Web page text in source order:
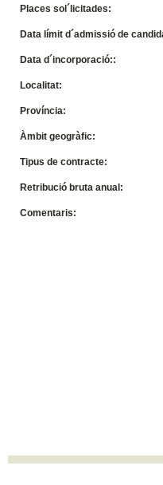
Places sol´licitades:
Data límit d´admissió de
Data d´incorporació::
Localitat:
Província:
Àmbit geogràfic:
Tipus de contracte:
Retribució bruta anual:
Comentaris: